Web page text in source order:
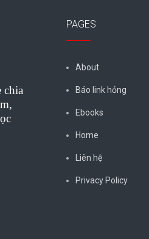
chia
PAGES
About
Báo link hỏng
Ebooks
Home
Liên hệ
Privacy Policy